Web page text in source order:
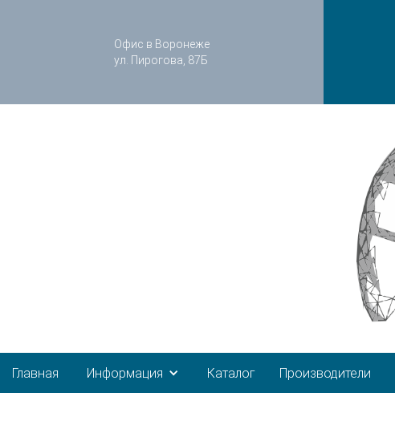
Офис в Воронеже
ул. Пирогова, 87Б
Главная Информация Каталог Производители